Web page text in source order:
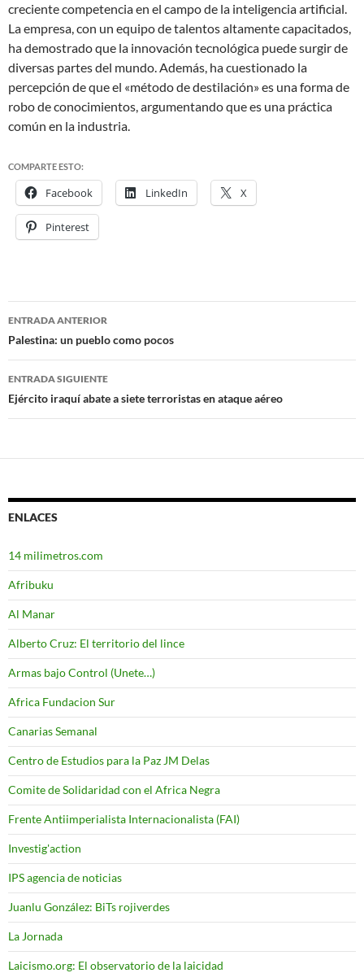
creciente competencia en el campo de la inteligencia artificial.
La empresa, con un equipo de talentos altamente capacitados,
ha demostrado que la innovación tecnológica puede surgir de
diversas partes del mundo. Además, ha cuestionado la
percepción de que el «método de destilación» es una forma de
robo de conocimientos, argumentando que es una práctica
común en la industria.
COMPARTE ESTO:
Facebook LinkedIn X
Pinterest
Navegación
de
entradas
ENTRADA ANTERIOR
Palestina: un pueblo como pocos
ENTRADA SIGUIENTE
Ejército iraquí abate a siete terroristas en ataque aéreo
ENLACES
14 milimetros.com
Afribuku
Al Manar
Alberto Cruz: El territorio del lince
Armas bajo Control (Unete…)
Africa Fundacion Sur
Canarias Semanal
Centro de Estudios para la Paz JM Delas
Comite de Solidaridad con el Africa Negra
Frente Antiimperialista Internacionalista (FAI)
Investig'action
IPS agencia de noticias
Juanlu González: BiTs rojiverdes
La Jornada
Laicismo.org: El observatorio de la laicidad